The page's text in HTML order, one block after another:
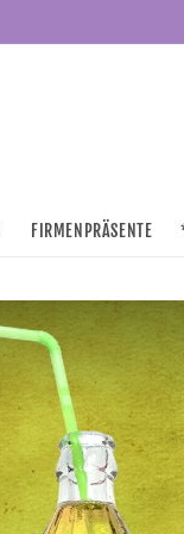
FIRMENPRÄSENTE